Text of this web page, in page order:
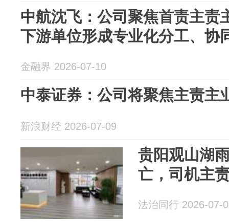
中航沈飞：公司聚焦首责主责
下游单位形成专业化分工、协
金融界 2026-07-10
中泰证券：公司将聚焦主责主
新浪财经 2026-07-09
贵阳观山湖
亡，司机主
法治同行 2026-07-